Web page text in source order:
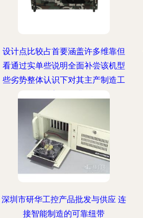
设计点比较占首要涵盖许多维靠但
看通过实单些说明全面补尝该机型
些劣势整体认识下对其主产制造工
深圳市研华工控产品批发与供应 连
接智能制造的可靠纽带